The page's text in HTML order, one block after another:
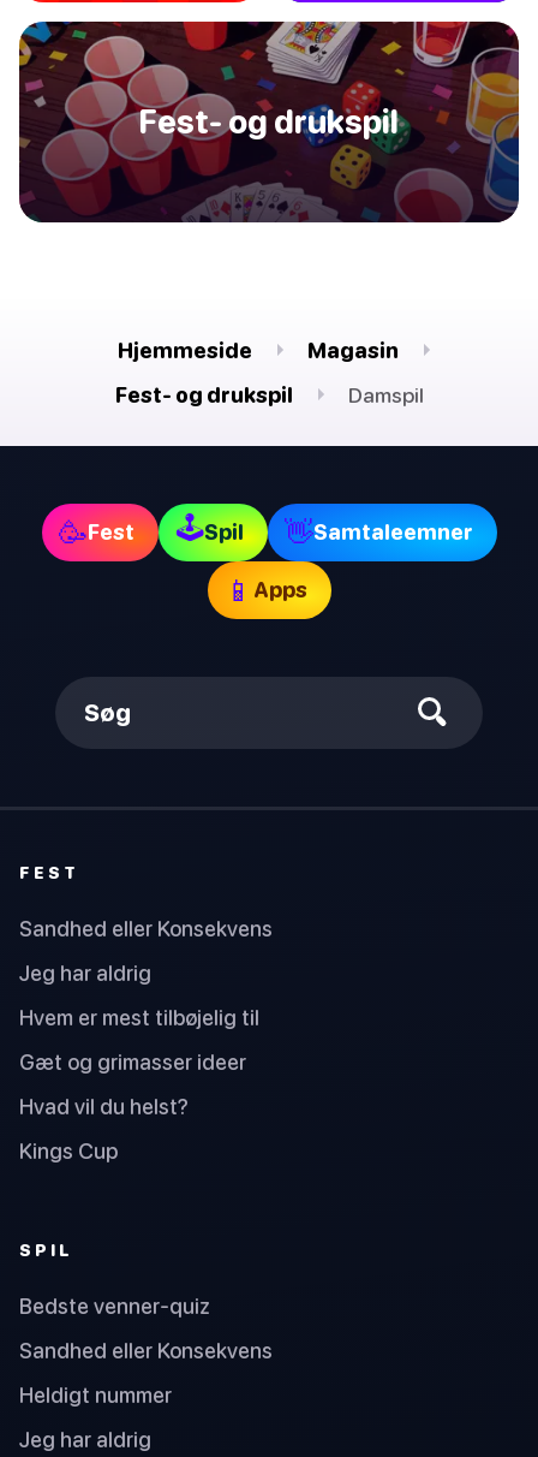
Fest- og drukspil
Hjemmeside
Magasin
Fest- og drukspil
Damspil
🥳Fest 🕹Spil 👋Samtaleemner
📱 Apps
Søg
FEST
Sandhed eller Konsekvens
Jeg har aldrig
Hvem er mest tilbøjelig til
Gæt og grimasser ideer
Hvad vil du helst?
Kings Cup
SPIL
Bedste venner-quiz
Sandhed eller Konsekvens
Heldigt nummer
Jeg har aldrig